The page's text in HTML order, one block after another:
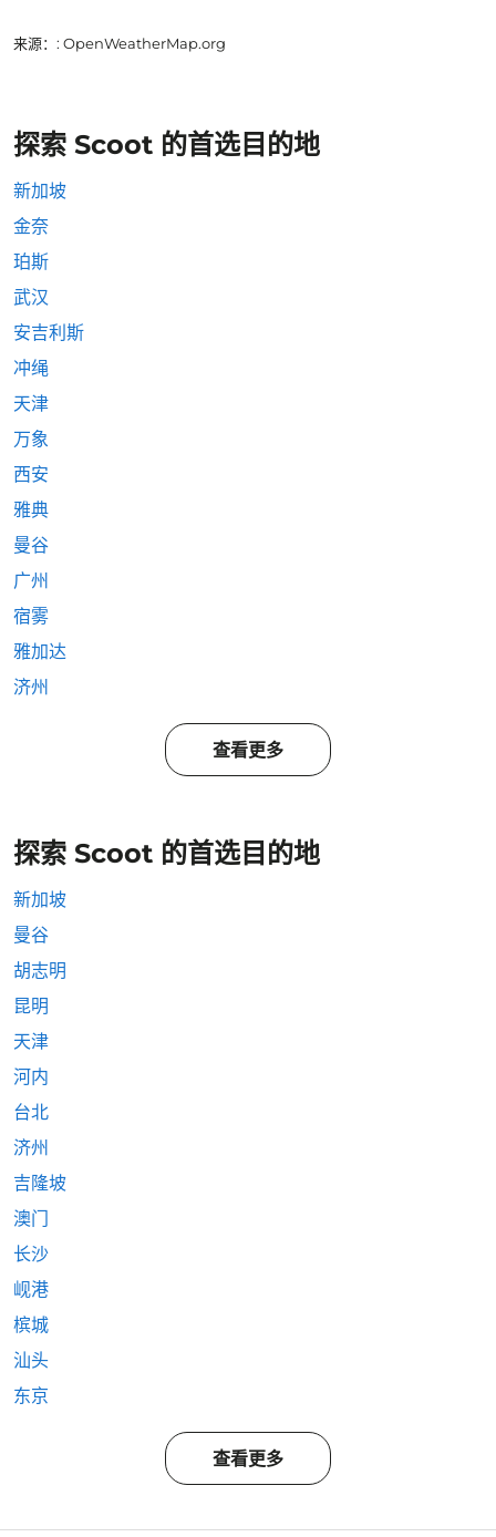
来源： : OpenWeatherMap.org
探索 Scoot 的首选目的地
新加坡
金奈
珀斯
武汉
安吉利斯
冲绳
天津
万象
西安
雅典
曼谷
广州
宿雾
雅加达
济州
查看更多
探索 Scoot 的首选目的地
新加坡
曼谷
胡志明
昆明
天津
河内
台北
济州
吉隆坡
澳门
长沙
岘港
槟城
汕头
东京
查看更多